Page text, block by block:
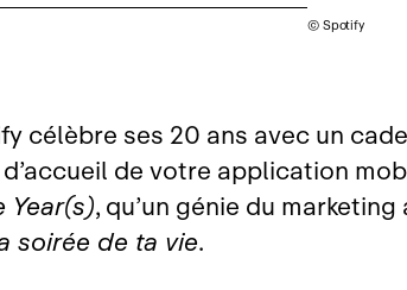
© Spotify
célèbre ses 20 ans avec un
de votre application
Year(s), qu’un génie du
soirée de ta vie.